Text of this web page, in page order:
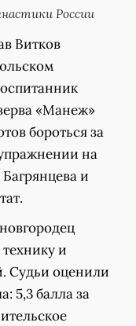
России
Витков
«Манеж»
бороться за
на
и
и
Судьи оценили
5,3 балла за